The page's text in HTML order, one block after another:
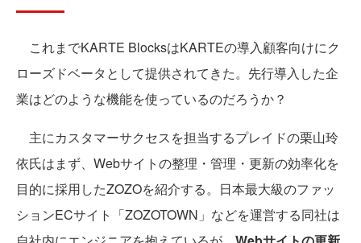
これまでKARTE BlocksはKARTEの導入顧客向けにク
ローズドベータとして提供されてきた。先行導入した企
業はどのような機能を使っているのだろうか？
主にカスタマーサクセスを担当するプレイドの栗山玲
依氏はまず、Webサイトの整理・管理・更新の効率化を
目的に採用したZOZOを紹介する。日本最大級のファッ
ションECサイト「ZOZOTOWN」などを運営する同社は